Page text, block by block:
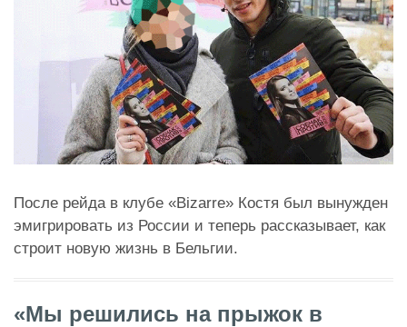
После рейда в клубе «Bizarre» Костя был вынужден
эмигрировать из России и теперь рассказывает, как
строит новую жизнь в Бельгии.
«Мы решились на прыжок в